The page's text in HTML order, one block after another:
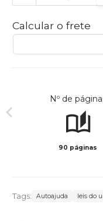
Calcular o frete
Nº de
90 páginas
Tags: Autoajuda leis do